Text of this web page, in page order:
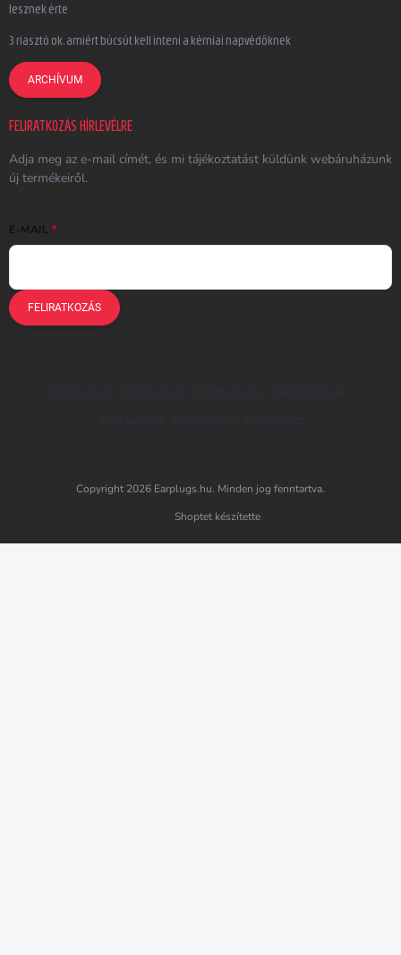
lesznek érte
3 riasztó ok, amiért búcsút kell inteni a kémiai napvédőknek
ARCHÍVUM
FELIRATKOZÁS HÍRLEVÉLRE
Adja meg az e-mail címét, és mi tájékoztatást küldünk webáruházunk
új termékeiről.
E-MAIL
FELIRATKOZÁS
Earplugs.cz Earplugs.sk Earplugs.hu
Earmazing.de
Earplugs.at
Earplugs.ro Lunesto.cz
Shoptet készítette
Copyright 2026 Earplugs.hu. Minden jog fenntartva.